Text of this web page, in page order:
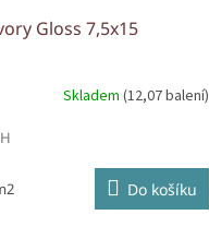
Gloss 7,5x15
Skladem (12,07 balení)
Do košíku